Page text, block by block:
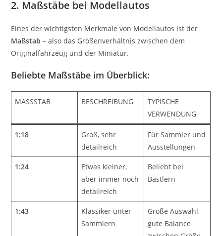
2. Maßstäbe bei Modellautos
Eines der wichtigsten Merkmale von Modellautos ist der
Maßstab – also das Größenverhältnis zwischen dem
Originalfahrzeug und der Miniatur.
Beliebte Maßstäbe im Überblick:
MASSSTAB BESCHREIBUNG
TYPISCHE
VERWENDUNG
1:18
Groß, sehr
detailreich
Für Sammler und
Ausstellungen
1:24
Etwas kleiner,
aber immer noch
detailreich
Beliebt bei
Bastlern
1:43
Klassiker unter
Sammlern
Große Auswahl,
gute Balance